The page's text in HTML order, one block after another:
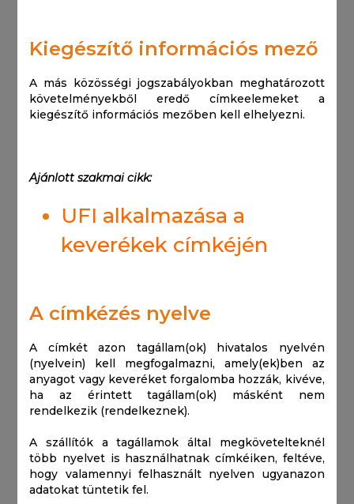
Kiegészítő információs mező
A más közösségi jogszabályokban meghatározott
követelményekből eredő címkeelemeket a
kiegészítő információs mezőben kell elhelyezni.
Ajánlott szakmai cikk:
UFI alkalmazása a
keverékek címkéjén
A címkézés nyelve
A címkét azon tagállam(ok) hivatalos nyelvén
(nyelvein) kell megfogalmazni, amely(ek)ben az
anyagot vagy keveréket forgalomba hozzák, kivéve,
ha az érintett tagállam(ok) másként nem
rendelkezik (rendelkeznek).
A szállítók a tagállamok által megkövetelteknél
több nyelvet is használhatnak címkéiken, feltéve,
hogy valamennyi felhasznált nyelven ugyanazon
adatokat tüntetik fel.